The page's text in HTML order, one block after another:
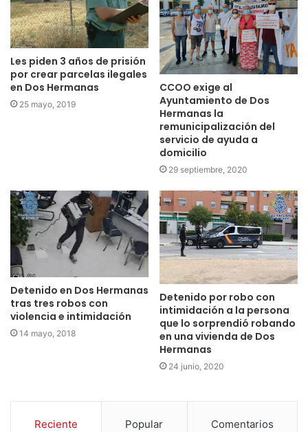
Les piden 3 años de prisión
por crear parcelas ilegales
en Dos Hermanas
25 mayo, 2019
CCOO exige al
Ayuntamiento de Dos
Hermanas la
remunicipalización del
servicio de ayuda a
domicilio
29 septiembre, 2020
Detenido en Dos Hermanas
tras tres robos con
violencia e intimidación
14 mayo, 2018
Detenido por robo con
intimidación a la persona
que lo sorprendió robando
en una vivienda de Dos
Hermanas
24 junio, 2020
Reciente Popular Comentarios